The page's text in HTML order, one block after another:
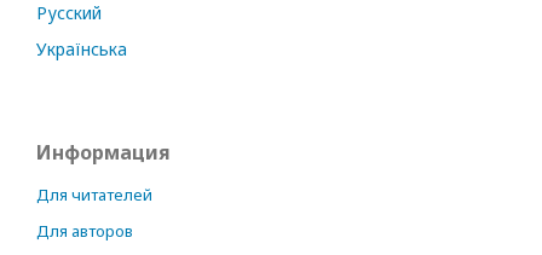
Русский
Українська
Информация
Для читателей
Для авторов